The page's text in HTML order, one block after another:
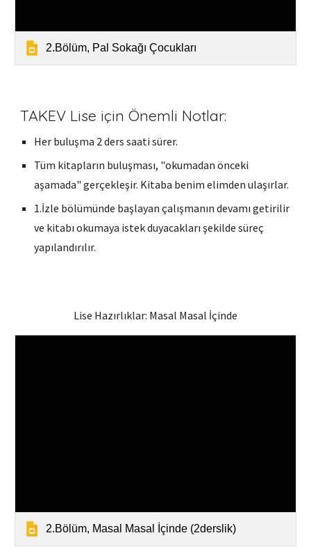
2.Bölüm, Pal Sokağı Çocukları
TAKEV Lise için Önemli Notlar:
Her buluşma 2 ders saati sürer.
Tüm kitapların buluşması, "okumadan önceki
aşamada" gerçekleşir. Kitaba benim elimden ulaşırlar.
1.İzle bölümünde başlayan çalışmanın devamı getirilir
ve kitabı okumaya istek duyacakları şekilde süreç
yapılandırılır.
Lise Hazırlıklar: Masal Masal İçinde
2.Bölüm, Masal Masal İçinde (2derslik)